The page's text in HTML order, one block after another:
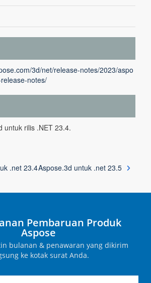
3d/net/release-notes/2023/aspo
notes/
untuk rilis .NET 23.4.
.net 23.4Aspose.3d untuk .net 23.5
Pembaruan Produk
Aspose
bulanan & penawaran yang dikirim
ke kotak surat Anda.